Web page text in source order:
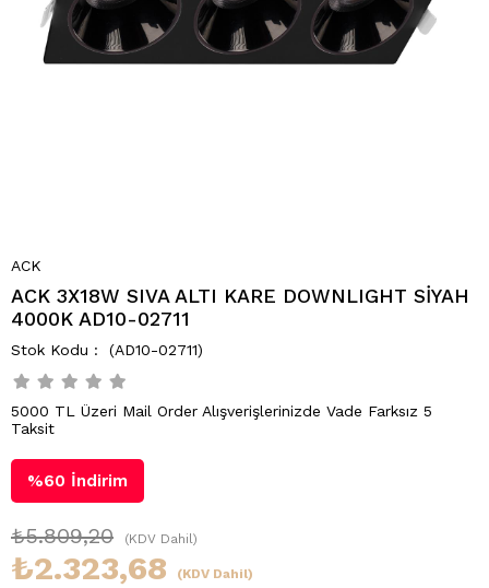
ACK
ACK 3X18W SIVA ALTI KARE DOWNLIGHT SİYAH
4000K AD10-02711
(AD10-02711)
5000 TL Üzeri Mail Order Alışverişlerinizde Vade Farksız 5
Taksit
%60 İndirim
₺5.809,20 (KDV Dahil)
₺2.323,68 (KDV Dahil)